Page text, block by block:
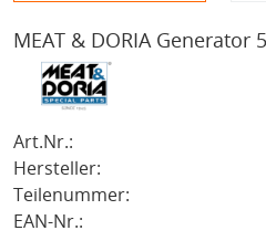
MEAT & DORIA Generator
Art.Nr.:
Hersteller:
Teilenummer:
EAN-Nr.: